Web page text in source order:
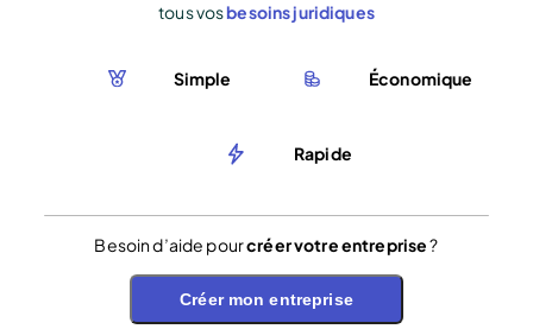
tous vosbesoins juridiques
Simple Économique
Rapide
Besoin d’aide pourcréer votre entreprise?
Créer mon entreprise